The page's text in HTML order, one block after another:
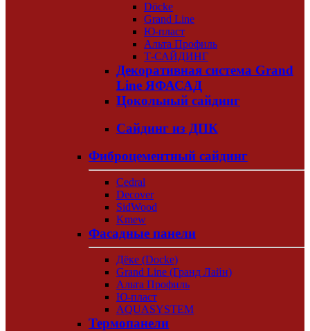
Döcke
Grand Line
Ю-пласт
Альта Профиль
Т-САЙДИНГ
Декоративная система Grand
Line ЯФАСАД
Цокольный сайдинг
Сайдинг из ДПК
Фиброцементный сайдинг
Cedral
Decover
SidWood
Kmew
Фасадные панели
Дёке (Docke)
Grand Line (Гранд Лайн)
Альта Профиль
Ю-пласт
AQUASYSTEM
Термопанели